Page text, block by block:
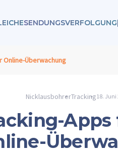
SENDUNGSVERFOLGUNG|
Online-Überwachung
NicklausbohrerTracking18. Juni